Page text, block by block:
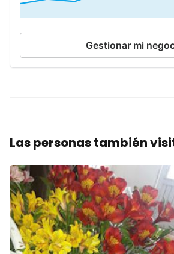
Gestionar mi
Las personas también